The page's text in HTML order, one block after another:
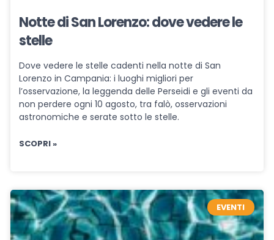
Notte di San Lorenzo: dove vedere le
stelle
Dove vedere le stelle cadenti nella notte di San
Lorenzo in Campania: i luoghi migliori per
l’osservazione, la leggenda delle Perseidi e gli eventi da
non perdere ogni 10 agosto, tra falò, osservazioni
astronomiche e serate sotto le stelle.
SCOPRI »
EVENTI